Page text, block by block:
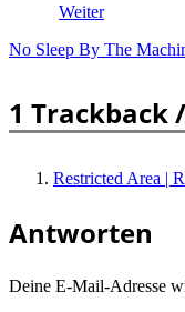
Weiter
No Sleep By The
1 Trackback
Restricted Area |
Antworten
Deine E-Mail-Adresse